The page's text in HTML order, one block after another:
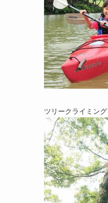
ツリークライミング